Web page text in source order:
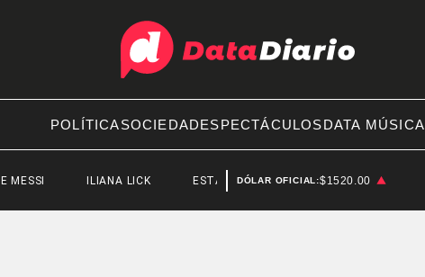
POLÍTICASOCIEDADESPECTÁCULOSDATA MÚSICA
ILIANA LICK ESTADOS UNIDOSDÓLAR OFICIAL:$1520.00